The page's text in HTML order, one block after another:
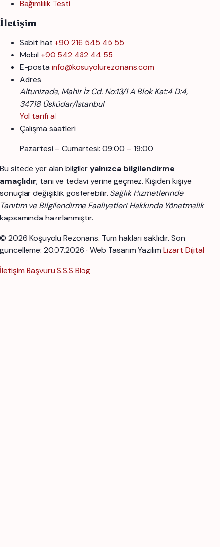
Bağımlılık Testi
İletişim
Sabit hat +90 216 545 45 55
Mobil +90 542 432 44 55
E-posta info@kosuyolurezonans.com
Adres
Altunizade, Mahir İz Cd. No:13/1 A Blok Kat:4 D:4,
34718 Üsküdar/İstanbul
Yol tarifi al
Çalışma saatleri
Pazartesi – Cumartesi: 09:00 – 19:00
Bu sitede yer alan bilgileryalnızca bilgilendirme
amaçlıdır; tanı ve tedavi yerine geçmez. Kişiden kişiye
sonuçlar değişiklik gösterebilir. Sağlık Hizmetlerinde
Tanıtım ve Bilgilendirme Faaliyetleri Hakkında Yönetmelik
kapsamında hazırlanmıştır.
© 2026 Koşuyolu Rezonans. Tüm hakları saklıdır. Son
güncelleme: 20.07.2026 · Web Tasarım Yazılım Lizart Dijital
İletişim Başvuru S.S.S Blog